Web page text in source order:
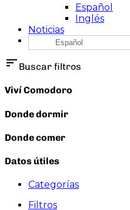
Español
Inglés
Noticias
Español
sort Buscar filtros
Viví Comodoro
Donde dormir
Donde comer
Datos útiles
Categorías
Filtros